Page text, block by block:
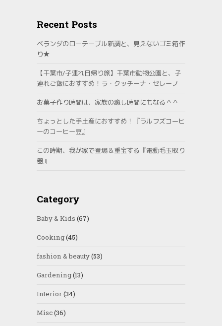
Recent Posts
ベランダのローテーブル新調と、見えないゴミ箱作
り★
【千葉市/子連れ日帰り旅】千葉市動物公園と、子
連れご飯におすすめ！ラ・クッチーナ・セレーノ
お菓子作り時間は、家族の癒し時間にもなる＾＾
ちょっとした手土産におすすめ！『ラルフズコーヒ
ーのコーヒー豆』
この時期、我が家で登場＆重宝する『電動毛玉取り
器』
Category
Baby & Kids (67)
Cooking(45)
fashion & beauty(53)
Gardening(13)
Interior(34)
Misc(36)